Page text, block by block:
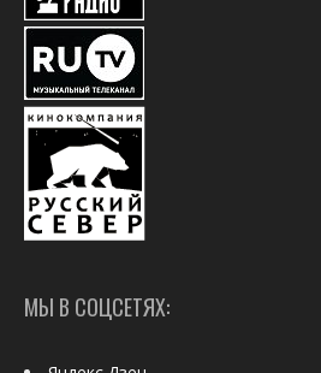
МЫ В СОЦСЕТЯХ: